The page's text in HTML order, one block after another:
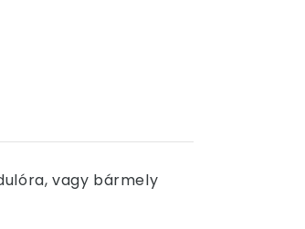
vagy bármely